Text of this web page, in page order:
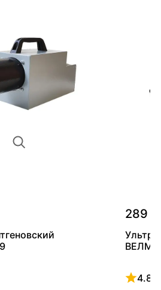
289
4.8